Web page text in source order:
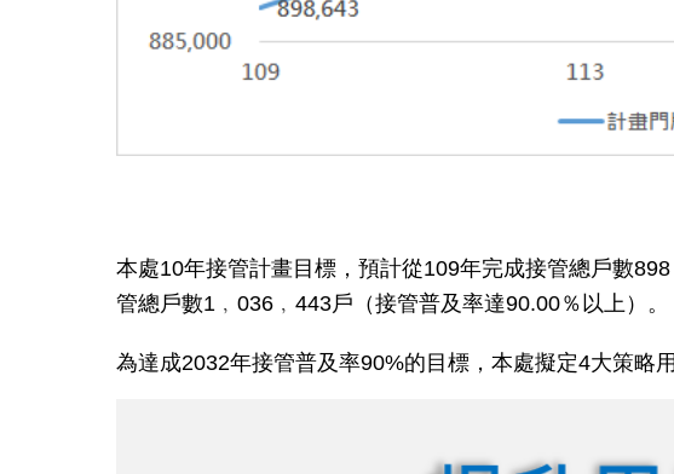
本處10年接管計畫目標，預計從109年完成接管總戶數
管總戶數1﹐036﹐443戶（接管普及率達90.00％以上）。
為達成2032年接管普及率90%的目標，本處擬定4大策略